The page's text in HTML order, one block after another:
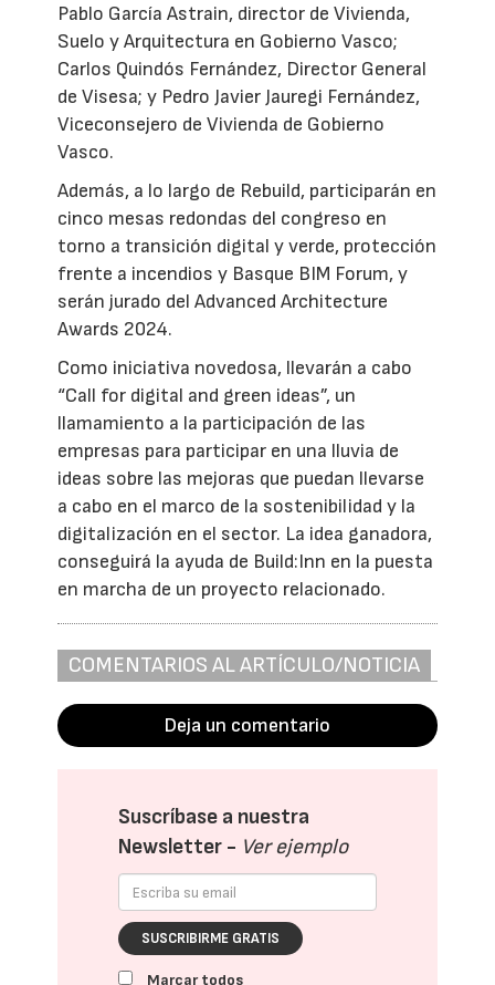
Pablo García Astrain, director de Vivienda,
Suelo y Arquitectura en Gobierno Vasco;
Carlos Quindós Fernández, Director General
de Visesa; y Pedro Javier Jauregi Fernández,
Viceconsejero de Vivienda de Gobierno
Vasco.
Además, a lo largo de Rebuild, participarán en
cinco mesas redondas del congreso en
torno a transición digital y verde, protección
frente a incendios y Basque BIM Forum, y
serán jurado del Advanced Architecture
Awards 2024.
Como iniciativa novedosa, llevarán a cabo
“Call for digital and green ideas”, un
llamamiento a la participación de las
empresas para participar en una lluvia de
ideas sobre las mejoras que puedan llevarse
a cabo en el marco de la sostenibilidad y la
digitalización en el sector. La idea ganadora,
conseguirá la ayuda de Build:Inn en la puesta
en marcha de un proyecto relacionado.
COMENTARIOS AL ARTÍCULO/NOTICIA
Deja un comentario
Suscríbase a nuestra
Newsletter - Ver ejemplo
SUSCRIBIRME GRATIS
Marcar todos